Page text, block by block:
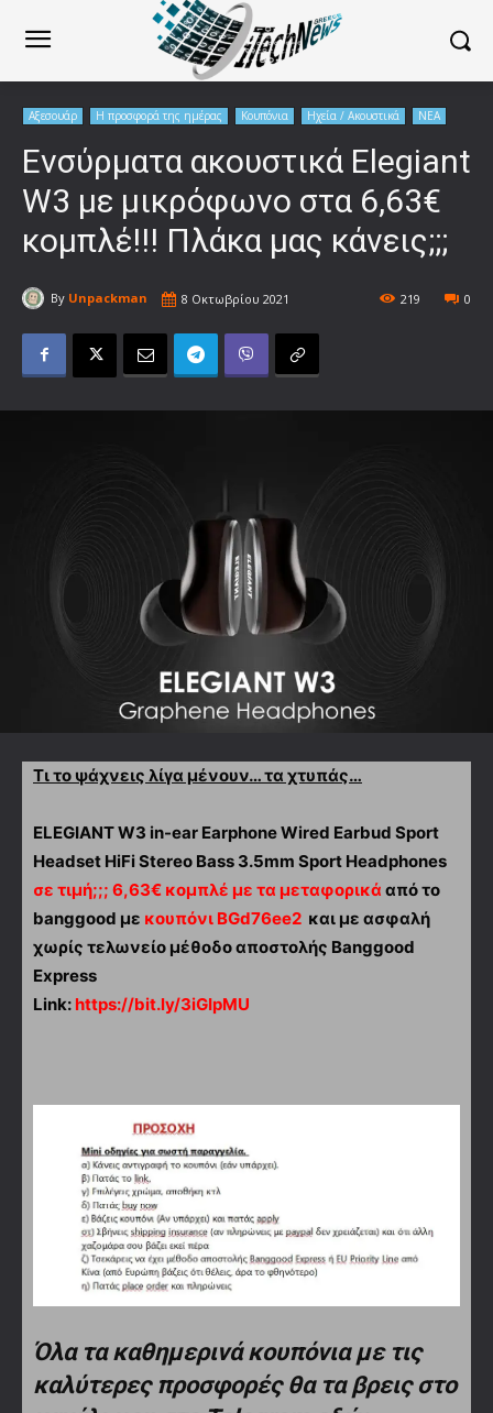
Αξεσουάρ Η προσφορά της ημέρας Κουπόνια Ηχεία / Ακουστικά ΝΕΑ
Ενσύρματα ακουστικά Elegiant
W3 με μικρόφωνο στα 6,63€
κομπλέ!!! Πλάκα μας κάνεις;;;
By Unpackman 8 Οκτωβρίου 2021 0
219
Τι το ψάχνεις λίγα μένουν… τα χτυπάς…
ELEGIANT W3 in-ear Earphone Wired Earbud Sport
Headset HiFi Stereo Bass 3.5mm Sport Headphones
σε τιμή;;; 6,63€ κομπλέ με τα μεταφορικά από το
banggood με κουπόνι BGd76ee2 και με ασφαλή
χωρίς τελωνείο μέθοδο αποστολής Banggood
Express
Link: https://bit.ly/3iGIpMU
Όλα τα καθημερινά κουπόνια με τις
καλύτερες προσφορές θα τα βρεις στο